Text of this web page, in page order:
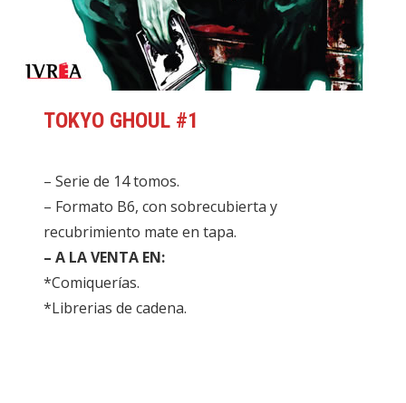
TOKYO GHOUL #1
– Serie de 14 tomos.
– Formato B6, con sobrecubierta y
recubrimiento mate en tapa.
– A LA VENTA EN:
*Comiquerías.
*Librerias de cadena.